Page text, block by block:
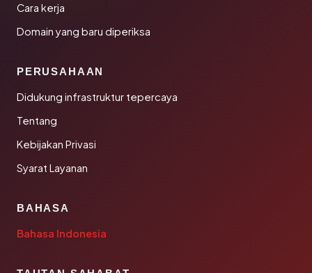
Cara kerja
Domain yang baru diperiksa
PERUSAHAAN
Didukung infrastruktur tepercaya
Tentang
Kebijakan Privasi
Syarat Layanan
BAHASA
Bahasa Indonesia